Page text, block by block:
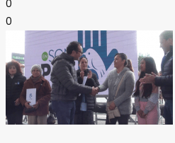
0
0